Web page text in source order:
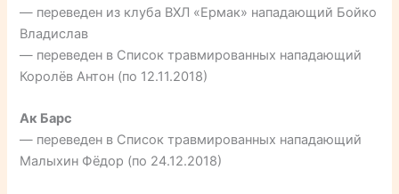
— переведен из клуба ВХЛ «Ермак» нападающий Бойко
Владислав
— переведен в Список травмированных нападающий
Королёв Антон (по 12.11.2018)
Ак Барс
— переведен в Список травмированных нападающий
Малыхин Фёдор (по 24.12.2018)